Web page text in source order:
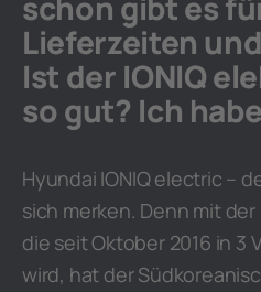
Lieferzeiten
Ist der IONIQ
so gut? Ich
Hyundai IONIQ electric –
sich merken. Denn mit
die seit Oktober 2016 in 3
wird, hat der